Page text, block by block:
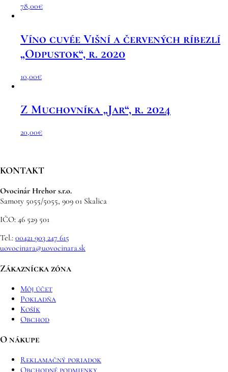
78,00€
Víno cuvée Višní a červených ríbezlí
„Odpustok“, r. 2020
10,00€
Z Muchovníka „Jar“, r. 2024
20,00€
KONTAKT
Ovocinár Hrehor s.r.o.
Samoty 5055/5055, 909 01 Skalica
IČO: 46 529 501
Tel.: 00421 903 247 615
uovocinara@uovocinara.sk
Zákaznícka zóna
Môj účet
Pokladňa
Košík
Obchod
O nákupe
Reklamačný poriadok